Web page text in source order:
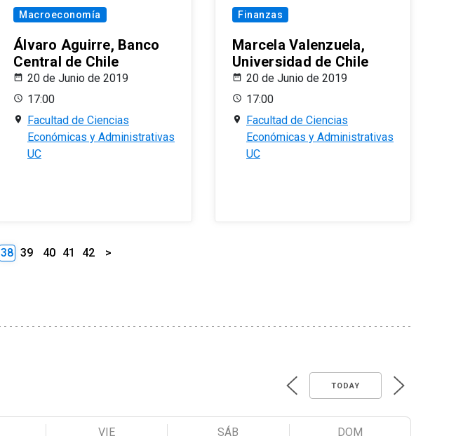
Macroeconomía
Álvaro Aguirre, Banco
Central de Chile
20 de Junio de 2019
17:00
Facultad de Ciencias
Económicas y Administrativas
UC
Finanzas
Marcela Valenzuela,
Universidad de Chile
20 de Junio de 2019
17:00
Facultad de Ciencias
Económicas y Administrativas
UC
38 39 40 41 42 >
TODAY
VIE SÁB DOM